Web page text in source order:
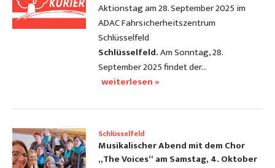
Aktionstag am 28. September 2025 im
ADAC Fahrsicherheitszentrum
Schlüsselfeld
Schlüsselfeld.Am Sonntag, 28.
September 2025 findet der…
weiterlesen »
Schlüsselfeld
Musikalischer Abend mit dem Chor
„The Voices“ am Samstag, 4. Oktober